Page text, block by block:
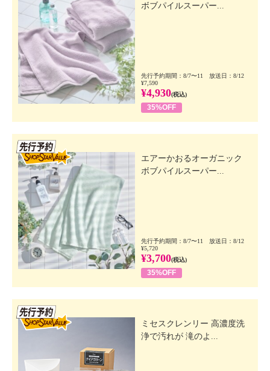
ボブパイルスーパー...
先行予約期間：8/7〜11 放送日：8/12
¥7,590
¥4,930(税込)
35%OFF
エアーかおるオーガニック
ボブパイルスーパー...
先行予約期間：8/7〜11 放送日：8/12
¥5,720
¥3,700(税込)
35%OFF
ミセスクレンリー 高濃度洗
浄で汚れが 滝のよ...